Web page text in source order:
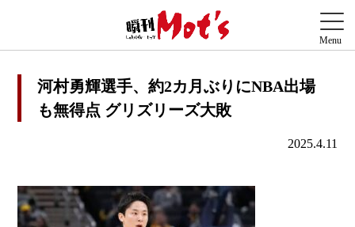
河村勇輝選手、約2カ月ぶりにNBA出場
も無得点 グリズリーズ大敗
2025.4.11